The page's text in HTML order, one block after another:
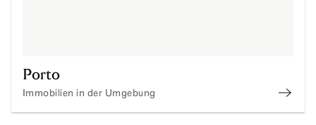
Porto
Immobilien in der Umgebung